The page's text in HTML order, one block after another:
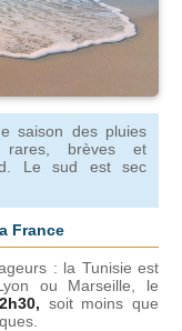
saison des pluies
rares, brèves et
Le sud est sec
France
: la Tunisie est
ou Marseille, le
soit moins que